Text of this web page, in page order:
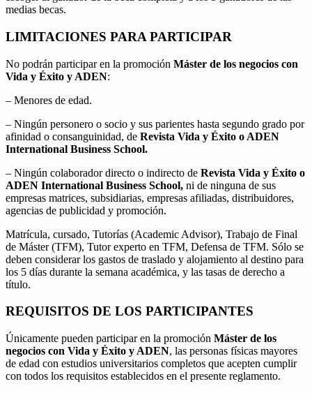
medias becas.
LIMITACIONES PARA PARTICIPAR
No podrán participar en la promoción Máster de los negocios con
Vida y Éxito y ADEN:
– Menores de edad.
– Ningún personero o socio y sus parientes hasta segundo grado por
afinidad o consanguinidad, de Revista Vida y Éxito o ADEN
International Business School.
– Ningún colaborador directo o indirecto de Revista Vida y Éxito o
ADEN International Business School, ni de ninguna de sus
empresas matrices, subsidiarias, empresas afiliadas, distribuidores,
agencias de publicidad y promoción.
Matrícula, cursado, Tutorías (Academic Advisor), Trabajo de Final
de Máster (TFM), Tutor experto en TFM, Defensa de TFM. Sólo se
deben considerar los gastos de traslado y alojamiento al destino para
los 5 días durante la semana académica, y las tasas de derecho a
título.
REQUISITOS DE LOS PARTICIPANTES
Únicamente pueden participar en la promoción Máster de los
negocios con Vida y Éxito y ADEN, las personas físicas mayores
de edad con estudios universitarios completos que acepten cumplir
con todos los requisitos establecidos en el presente reglamento.